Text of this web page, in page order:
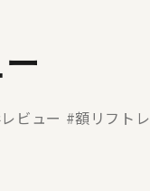
ビュー #額リフトレ